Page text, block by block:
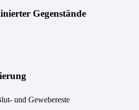
Gegenstände